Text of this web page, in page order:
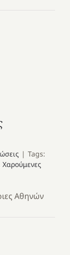
| Tags:
Χαρούμενες
Αθηνών